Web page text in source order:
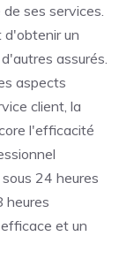
ses services.
d'obtenir un
assurés.
aspects
client, la
l'efficacité
24 heures
heures
et un